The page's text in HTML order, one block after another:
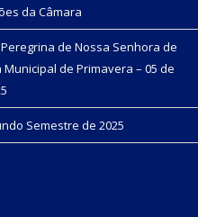
da Câmara
de Nossa Senhora de
de Primavera – 05 de
Semestre de 2025